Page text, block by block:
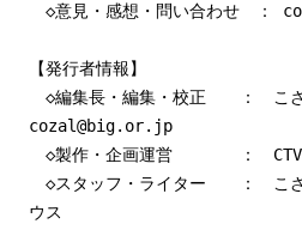
◇意見・感想・問い合わせ ：
【発行者情報】
◇編集長・編集・校正 ： こざ
cozal@big.or.jp
◇製作・企画運営 ： CTV・
◇スタッフ・ライター ： こざ
ウス